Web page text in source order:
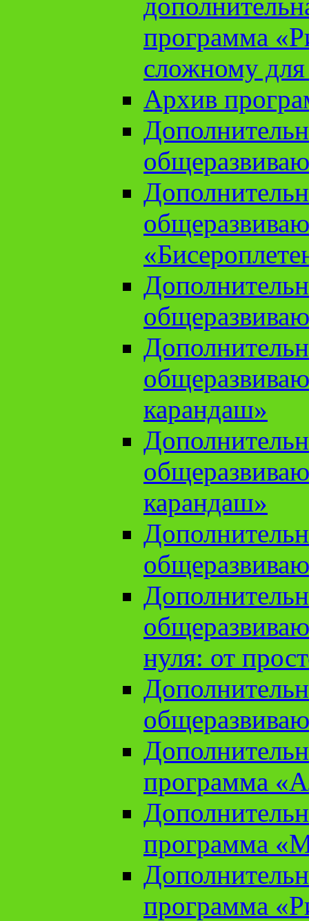
программа
сложному
Архив
карандаш»
карандаш»
нуля: от
программа
программа
программа